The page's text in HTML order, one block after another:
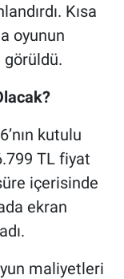
Kısa
oyunun
görüldü.
kutulu
TL fiyat
içerisinde
ekran
maliyetleri